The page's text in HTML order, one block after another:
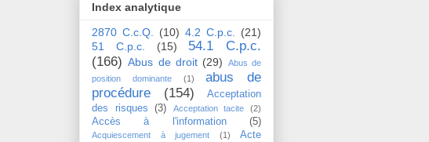
Index analytique
2870 C.c.Q. (10) 4.2 C.p.c. (21)
51 C.p.c.
(15)
54.1 C.p.c.
(166) Abus de droit (29)
Abus de
position dominante
(1)
abus de
procédure
(154)
Acceptation
des risques
(3) Acceptation tacite (2)
Accès à l'information (5)
Acquiescement à jugement (1)
Acte